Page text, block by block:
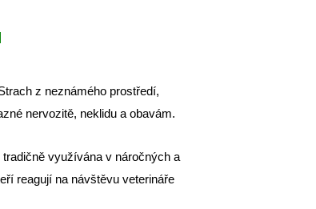
z neznámého prostředí,
nervozitě, neklidu a obavám.
tradičně využívána v náročných a
reagují na návštěvu veterináře